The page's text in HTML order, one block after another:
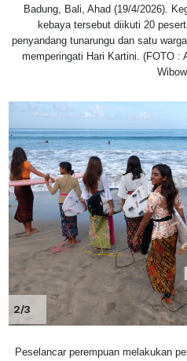
Badung, Bali, Ahad (19/4/2026).
kebaya tersebut diikuti 20
penyandang tunarungu dan satu
memperingati Hari Kartini. (FOTO :
2/3
Peselancar perempuan melakukan